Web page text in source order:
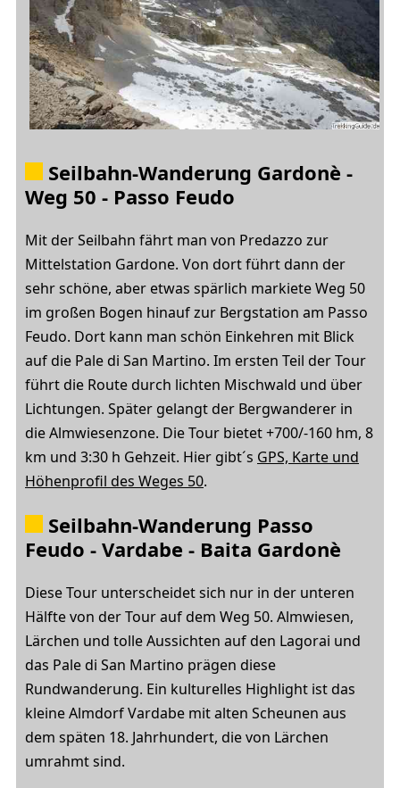
Seilbahn-Wanderung Gardonè -
Weg 50 - Passo Feudo
Mit der Seilbahn fährt man von Predazzo zur
Mittelstation Gardone. Von dort führt dann der
sehr schöne, aber etwas spärlich markiete Weg 50
im großen Bogen hinauf zur Bergstation am Passo
Feudo. Dort kann man schön Einkehren mit Blick
auf die Pale di San Martino. Im ersten Teil der Tour
führt die Route durch lichten Mischwald und über
Lichtungen. Später gelangt der Bergwanderer in
die Almwiesenzone. Die Tour bietet +700/-160 hm, 8
km und 3:30 h Gehzeit. Hier gibt´s GPS, Karte und
Höhenprofil des Weges 50.
Seilbahn-Wanderung Passo
Feudo - Vardabe - Baita Gardonè
Diese Tour unterscheidet sich nur in der unteren
Hälfte von der Tour auf dem Weg 50. Almwiesen,
Lärchen und tolle Aussichten auf den Lagorai und
das Pale di San Martino prägen diese
Rundwanderung. Ein kulturelles Highlight ist das
kleine Almdorf Vardabe mit alten Scheunen aus
dem späten 18. Jahrhundert, die von Lärchen
umrahmt sind.